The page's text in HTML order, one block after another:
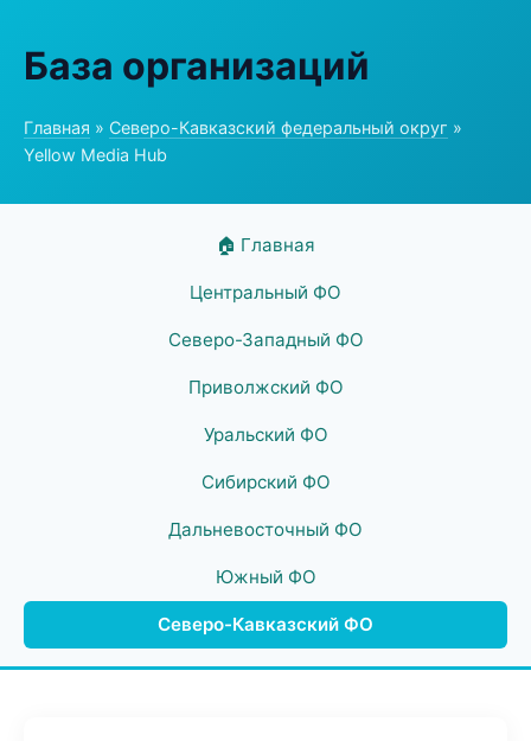
База организаций
Главная » Северо-Кавказский федеральный округ »
Yellow Media Hub
🏠 Главная
Центральный ФО
Северо-Западный ФО
Приволжский ФО
Уральский ФО
Сибирский ФО
Дальневосточный ФО
Южный ФО
Северо-Кавказский ФО